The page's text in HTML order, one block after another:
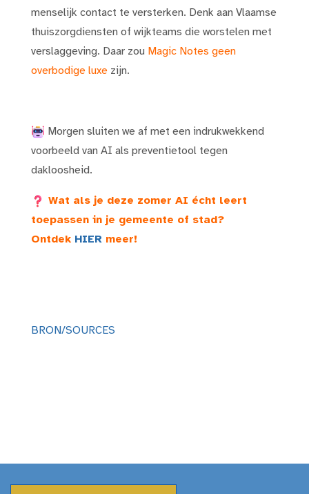
menselijk contact te versterken. Denk aan Vlaamse
thuiszorgdiensten of wijkteams die worstelen met
verslaggeving. Daar zou Magic Notes geen
overbodige luxe zijn.
Morgen sluiten we af met een indrukwekkend
voorbeeld van AI als preventietool tegen
dakloosheid.
Wat als je deze zomer AI écht leert
toepassen in je gemeente of stad?
Ontdek HIER meer!
BRON/SOURCES